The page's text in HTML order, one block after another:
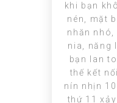
khi bạn
nén, mặt
nhăn nhó,
nia, năng
bạn lan
thế kết
nín nhịn
thứ 11